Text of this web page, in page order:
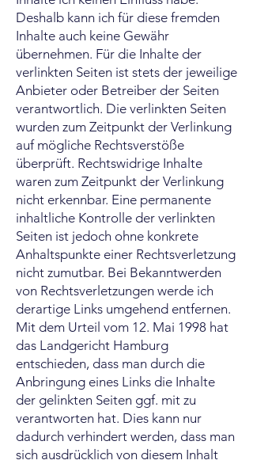
Deshalb kann ich für diese fremden
Inhalte auch keine Gewähr
übernehmen. Für die Inhalte der
verlinkten Seiten ist stets der jeweilige
Anbieter oder Betreiber der Seiten
verantwortlich. Die verlinkten Seiten
wurden zum Zeitpunkt der Verlinkung
auf mögliche Rechtsverstöße
überprüft. Rechtswidrige Inhalte
waren zum Zeitpunkt der Verlinkung
nicht erkennbar. Eine permanente
inhaltliche Kontrolle der verlinkten
Seiten ist jedoch ohne konkrete
Anhaltspunkte einer Rechtsverletzung
nicht zumutbar. Bei Bekanntwerden
von Rechtsverletzungen werde ich
derartige Links umgehend entfernen.
Mit dem Urteil vom 12. Mai 1998 hat
das Landgericht Hamburg
entschieden, dass man durch die
Anbringung eines Links die Inhalte
der gelinkten Seiten ggf. mit zu
verantworten hat. Dies kann nur
dadurch verhindert werden, dass man
sich ausdrücklich von diesem Inhalt